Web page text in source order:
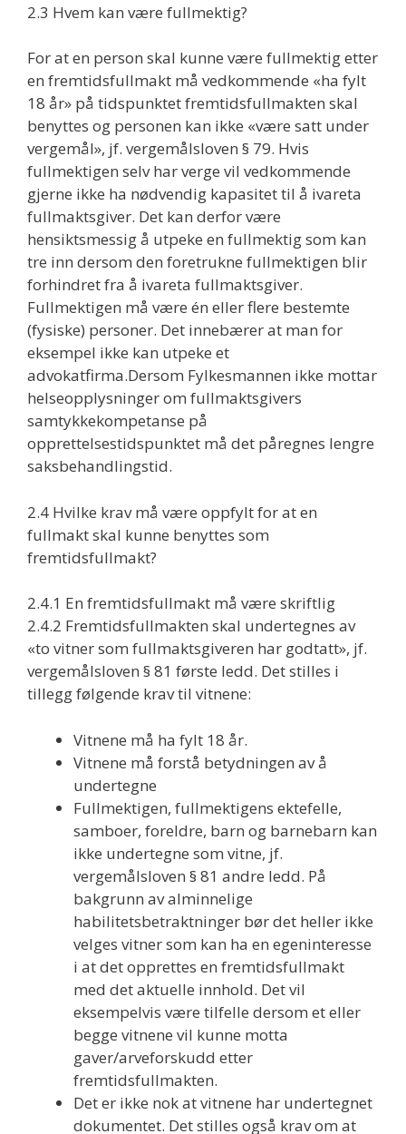
2.3 Hvem kan være fullmektig?
For at en person skal kunne være fullmektig etter
en fremtidsfullmakt må vedkommende «ha fylt
18 år» på tidspunktet fremtidsfullmakten skal
benyttes og personen kan ikke «være satt under
vergemål», jf. vergemålsloven § 79. Hvis
fullmektigen selv har verge vil vedkommende
gjerne ikke ha nødvendig kapasitet til å ivareta
fullmaktsgiver. Det kan derfor være
hensiktsmessig å utpeke en fullmektig som kan
tre inn dersom den foretrukne fullmektigen blir
forhindret fra å ivareta fullmaktsgiver.
Fullmektigen må være én eller flere bestemte
(fysiske) personer. Det innebærer at man for
eksempel ikke kan utpeke et
advokatfirma.Dersom Fylkesmannen ikke mottar
helseopplysninger om fullmaktsgivers
samtykkekompetanse på
opprettelsestidspunktet må det påregnes lengre
saksbehandlingstid.
2.4 Hvilke krav må være oppfylt for at en
fullmakt skal kunne benyttes som
fremtidsfullmakt?
2.4.1 En fremtidsfullmakt må være skriftlig
2.4.2 Fremtidsfullmakten skal undertegnes av
«to vitner som fullmaktsgiveren har godtatt», jf.
vergemålsloven § 81 første ledd. Det stilles i
tillegg følgende krav til vitnene:
Vitnene må ha fylt 18 år.
Vitnene må forstå betydningen av å
undertegne
Fullmektigen, fullmektigens ektefelle,
samboer, foreldre, barn og barnebarn kan
ikke undertegne som vitne, jf.
vergemålsloven § 81 andre ledd. På
bakgrunn av alminnelige
habilitetsbetraktninger bør det heller ikke
velges vitner som kan ha en egeninteresse
i at det opprettes en fremtidsfullmakt
med det aktuelle innhold. Det vil
eksempelvis være tilfelle dersom et eller
begge vitnene vil kunne motta
gaver/arveforskudd etter
fremtidsfullmakten.
Det er ikke nok at vitnene har undertegnet
dokumentet. Det stilles også krav om at